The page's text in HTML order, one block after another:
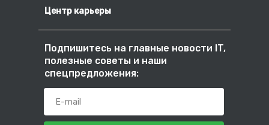
Подпишитесь на главные новости IT,
полезные советы и наши
спецпредложения:
Центр карьеры